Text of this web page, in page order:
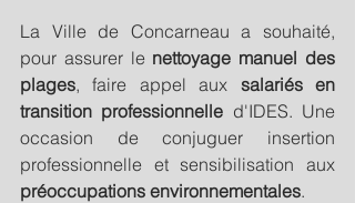
La Ville de Concarneau a souhaité,
pour assurer le nettoyage manuel des
plages, faire appel aux salariés en
transition professionnelle d'IDES. Une
occasion de conjuguer insertion
préoccupations environnementales.